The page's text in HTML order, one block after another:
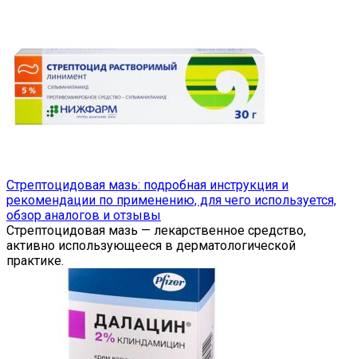
Стрептоцидовая мазь: подробная инструкция и
рекомендации по применению, для чего используется,
обзор аналогов и отзывы
Стрептоцидовая мазь — лекарственное средство,
активно использующееся в дерматологической
практике.